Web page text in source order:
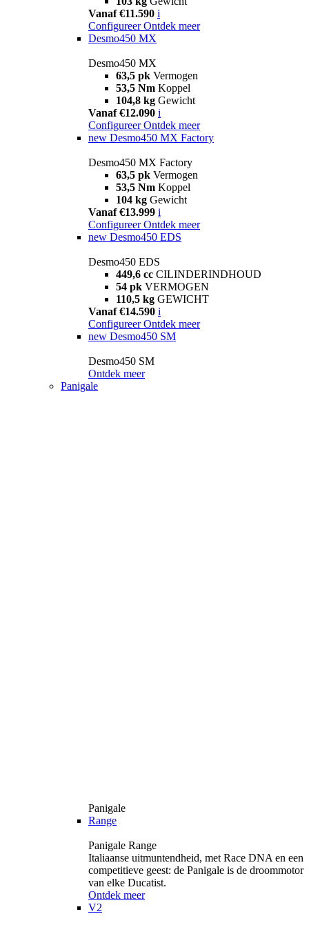
Vanaf €11.590 i
Configureer Ontdek meer
Desmo450 MX
Desmo450 MX
63,5 pk Vermogen
53,5 Nm Koppel
104,8 kg Gewicht
Vanaf €12.090 i
Configureer Ontdek meer
new Desmo450 MX Factory
Desmo450 MX Factory
63,5 pk Vermogen
53,5 Nm Koppel
104 kg Gewicht
Vanaf €13.999 i
Configureer Ontdek meer
new Desmo450 EDS
Desmo450 EDS
449,6 cc CILINDERINDHOUD
54 pk VERMOGEN
110,5 kg GEWICHT
Vanaf €14.590 i
Configureer Ontdek meer
new Desmo450 SM
Desmo450 SM
Ontdek meer
Panigale
Panigale
Range
Panigale Range
Italiaanse uitmuntendheid, met Race DNA en een
competitieve geest: de Panigale is de droommotor
van elke Ducatist.
Ontdek meer
V2